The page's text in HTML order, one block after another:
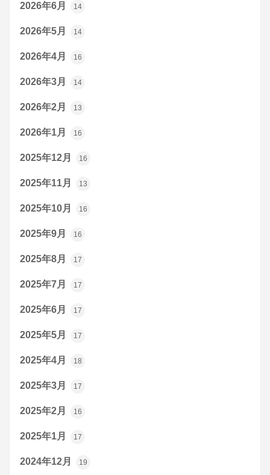
2026年6月 14
2026年5月 14
2026年4月 16
2026年3月 14
2026年2月 13
2026年1月 16
2025年12月 16
2025年11月 13
2025年10月 16
2025年9月 16
2025年8月 17
2025年7月 17
2025年6月 17
2025年5月 17
2025年4月 18
2025年3月 17
2025年2月 16
2025年1月 17
2024年12月 19